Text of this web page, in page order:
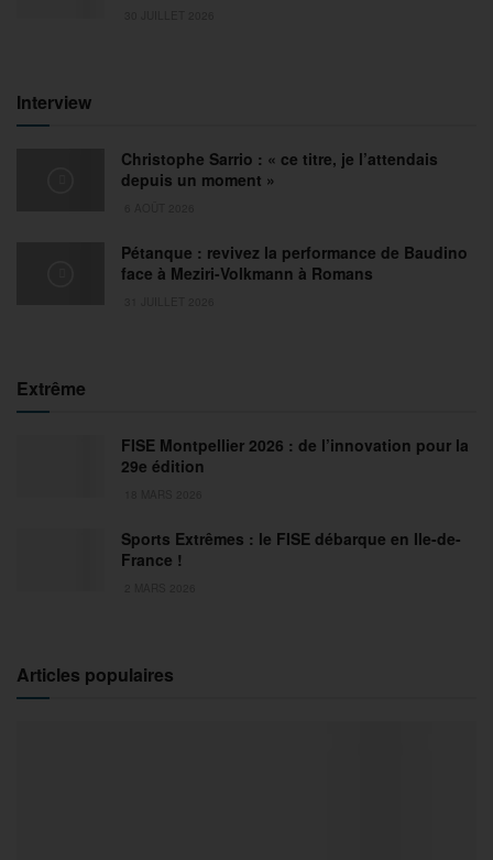
Interview
Christophe Sarrio : « ce titre, je l’attendais
depuis un moment »
Pétanque : revivez la performance de Baudino
face à Meziri-Volkmann à Romans
Extrême
FISE Montpellier 2026 : de l’innovation pour la
29e édition
Sports Extrêmes : le FISE débarque en Ile-de-
France !
Articles populaires